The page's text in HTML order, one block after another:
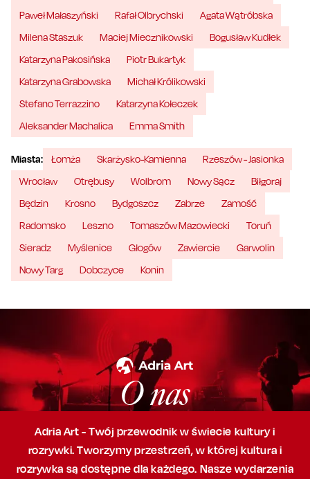
Paweł Małaszyński
Rafał Olbrychski
Agata Wątróbska
Milena Staszuk
Maciej Miecznikowski
Bogusław Kudłek
Katarzyna Pakosińska
Piotr Bukartyk
Katarzyna Grabowska
Michał Królikowski
Stefano Terrazzino
Katarzyna Kołeczek
Aleksander Machalica
Emma Smith
Miasta: Łomża Skarżysko-Kamienna
Rzeszów - Jasionka
Wrocław
Otrębusy Wolbrom Nowy Sącz
Biłgoraj
Będzin
Krosno Bydgoszcz Zabrze
Zamość
Radomsko
Leszno Tomaszów Mazowiecki
Toruń
Sieradz
Myślenice Głogów Zawiercie
Garwolin
Nowy Targ
Dobczyce Konin
O nas
Adria Art - Twój przewodnik w świecie kultury i
rozrywki. Tworzymy przestrzeń,w której kultura i
rozrywka są dostępne dla każdego. Nasze wydarzenia